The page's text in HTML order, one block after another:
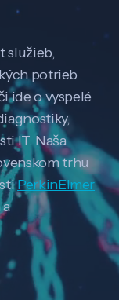
služieb,
potrieb
ide o vyspelé
IT. Naša
trhu
PerkinElmer